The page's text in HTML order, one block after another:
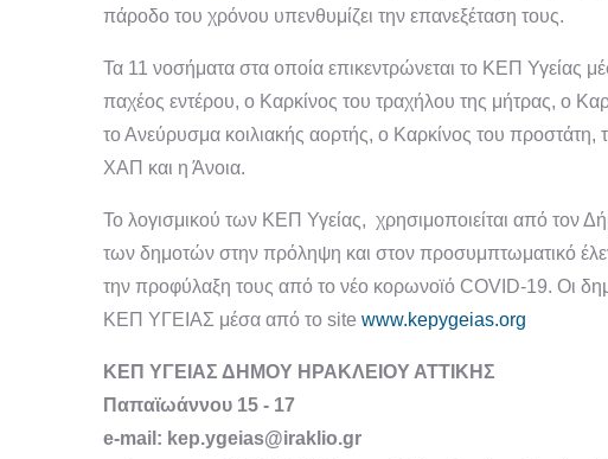
πάροδο του χρόνου υπενθυμίζει την επανεξέταση τους.
Τα 11 νοσήματα στα οποία επικεντρώνεται το ΚΕΠ Υγείας
παχέος εντέρου, ο Καρκίνος του τραχήλου της μήτρας, ο
το Ανεύρυσμα κοιλιακής αορτής, ο Καρκίνος του
ΧΑΠ και η Άνοια.
Το λογισμικού των ΚΕΠ Υγείας, χρησιμοποιείται από τον
των δημοτών στην πρόληψη και στον προσυμπτωματικό
την προφύλαξη τους από το νέο κορωνοϊό COVID-19. Οι
ΚΕΠ ΥΓΕΙΑΣ μέσα από το site www.kepygeias.org
ΚΕΠ ΥΓΕΙΑΣ ΔΗΜΟΥ ΗΡΑΚΛΕΙΟΥ ΑΤΤΙΚΗΣ
Παπαϊωάννου 15 - 17
e-mail: kep.ygeias@iraklio.gr